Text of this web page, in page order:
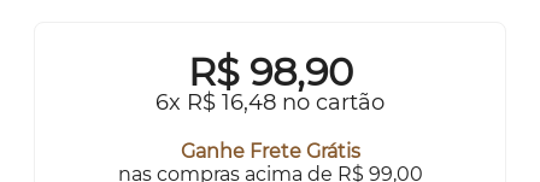
R$ 98,90
6x R$ 16,48 no cartão
Ganhe Frete Grátis
nas compras acima de R$ 99,00